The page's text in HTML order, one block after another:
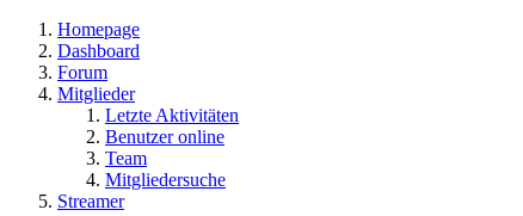
Homepage
Dashboard
Forum
Mitglieder
Letzte Aktivitäten
Benutzer online
Team
Mitgliedersuche
Streamer